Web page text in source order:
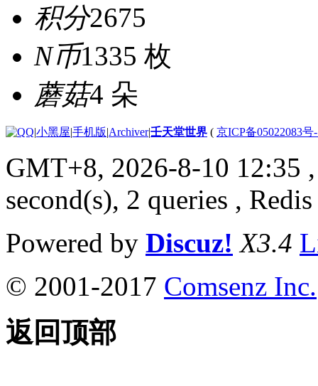
积分2675
N币1335 枚
蘑菇4 朵
|小黑屋|手机版|Archiver|壬天堂世界 ( 京ICP备05022083号
GMT+8, 2026-8-10 12:35
second(s), 2 queries ,
Powered by Discuz! X3.4
© 2001-2017 Comsenz Inc.
返回顶部